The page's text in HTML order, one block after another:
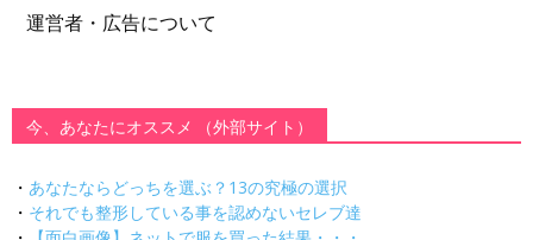
運営者・広告について
今、あなたにオススメ （外部サイト）
・ あなたならどっちを選ぶ？13の究極の選択
・ それでも整形している事を認めないセレブ達